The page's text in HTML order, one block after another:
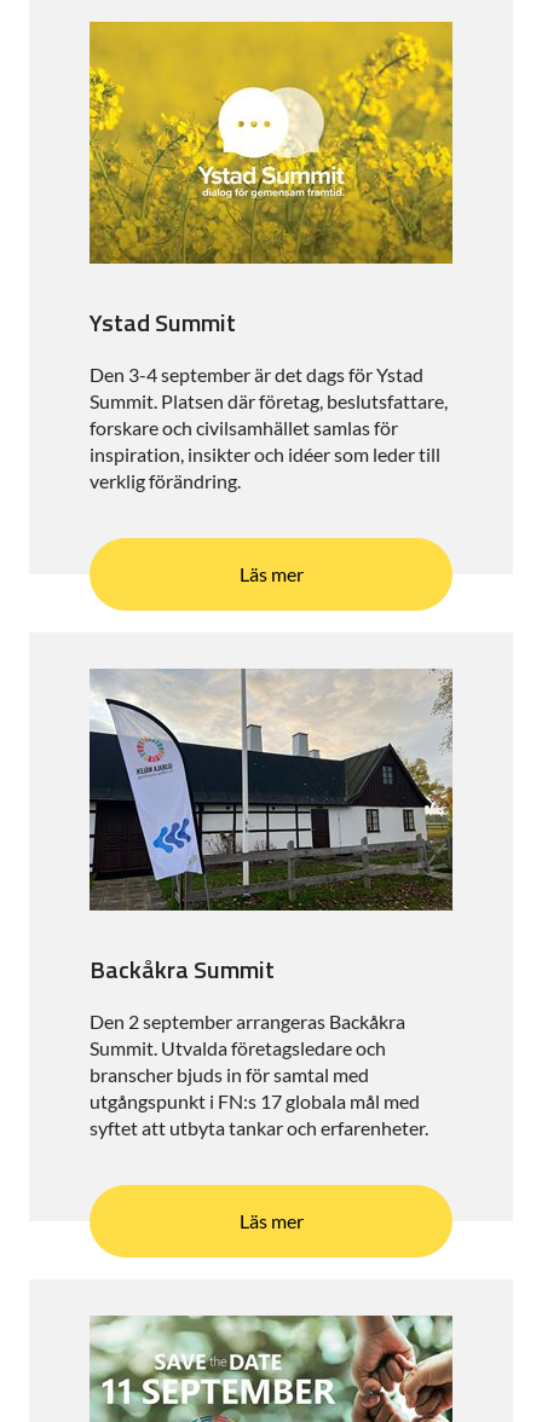
Ystad Summit
Den 3-4 september är det dags för Ystad
Summit. Platsen där företag, beslutsfattare,
forskare och civilsamhället samlas för
inspiration, insikter och idéer som leder till
verklig förändring.
Läs mer
Backåkra Summit
Den 2 september arrangeras Backåkra
Summit. Utvalda företagsledare och
branscher bjuds in för samtal med
utgångspunkt i FN:s 17 globala mål med
syftet att utbyta tankar och erfarenheter.
Läs mer